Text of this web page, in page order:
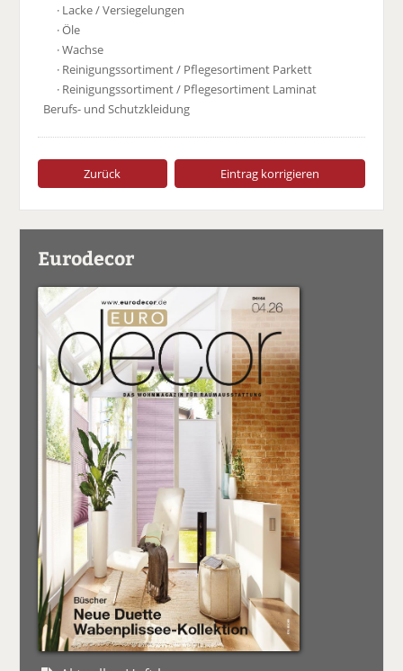
· Lacke / Versiegelungen
· Öle
· Wachse
· Reinigungssortiment / Pflegesortiment Parkett
· Reinigungssortiment / Pflegesortiment Laminat
Berufs- und Schutzkleidung
Zurück Eintrag korrigieren
Eurodecor